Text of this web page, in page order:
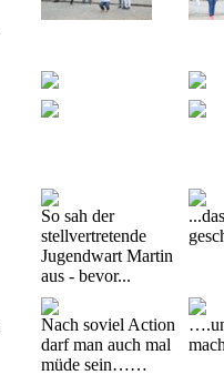
So sah der
stellvertretende
Jugendwart Martin
aus - bevor...
Nach soviel Action
darf man auch mal
müde sein……